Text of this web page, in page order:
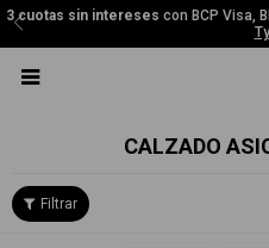
3 cuotas sin intereses con BCP Visa,

CALZADO